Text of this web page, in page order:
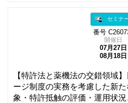
セミナ
番号
開催日
07月27日
08月18日
【特許法と薬機法の交錯領域
ージ制度の実務を考慮した新
象・特許抵触の評価・運用状況